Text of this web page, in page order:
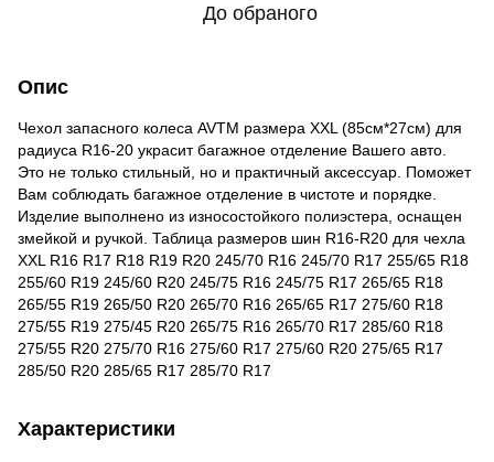
До обраного
Опис
Чехол запасного колеса AVTM размера XXL (85см*27см) для
радиуса R16-20 украсит багажное отделение Вашего авто.
Это не только стильный, но и практичный аксессуар. Поможет
Вам соблюдать багажное отделение в чистоте и порядке.
Изделие выполнено из износостойкого полиэстера, оснащен
змейкой и ручкой. Таблица размеров шин R16-R20 для чехла
XXL R16 R17 R18 R19 R20 245/70 R16 245/70 R17 255/65 R18
255/60 R19 245/60 R20 245/75 R16 245/75 R17 265/65 R18
265/55 R19 265/50 R20 265/70 R16 265/65 R17 275/60 R18
275/55 R19 275/45 R20 265/75 R16 265/70 R17 285/60 R18
275/55 R20 275/70 R16 275/60 R17 275/60 R20 275/65 R17
285/50 R20 285/65 R17 285/70 R17
Характеристики